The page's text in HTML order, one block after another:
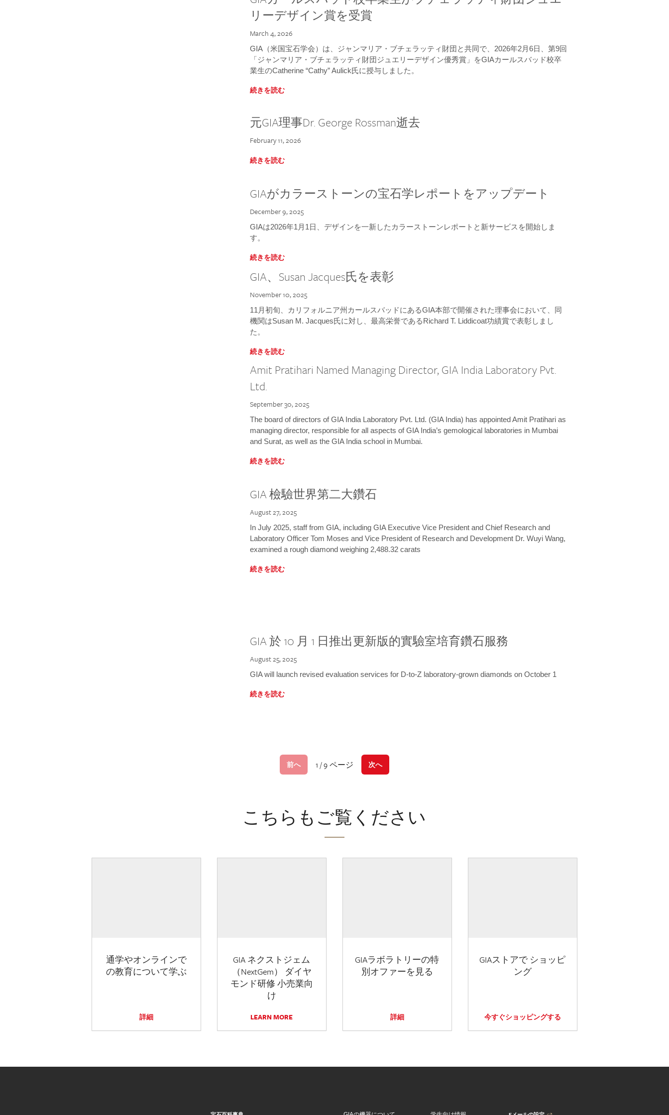
リーデザイン賞を受賞
March 4, 2026
GIA（米国宝石学会）は、ジャンマリア・ブチェラッティ財団と共同で、2026年2月6日、第9回
「ジャンマリア・ブチェラッティ財団ジュエリーデザイン優秀賞」をGIAカールスバッド校卒
業生のCatherine “Cathy” Aulick氏に授与しました。
続きを読む
元GIA理事Dr. George Rossman逝去
February 11, 2026
続きを読む
GIAがカラーストーンの宝石学レポートをアップデート
December 9, 2025
GIAは2026年1月1日、デザインを一新したカラーストーンレポートと新サービスを開始しま
す。
続きを読む
GIA、Susan Jacques氏を表彰
November 10, 2025
11月初旬、カリフォルニア州カールスバッドにあるGIA本部で開催された理事会において、同
機関はSusan M. Jacques氏に対し、最高栄誉であるRichard T. Liddicoat功績賞で表彰しまし
た。
続きを読む
Amit Pratihari Named Managing Director, GIA India Laboratory Pvt.
Ltd.
September 30, 2025
The board of directors of GIA India Laboratory Pvt. Ltd. (GIA India) has appointed Amit Pratihari as
managing director, responsible for all aspects of GIA India’s gemological laboratories in Mumbai
and Surat, as well as the GIA India school in Mumbai.
続きを読む
GIA 檢驗世界第二大鑽石
August 27, 2025
In July 2025, staff from GIA, including GIA Executive Vice President and Chief Research and
Laboratory Officer Tom Moses and Vice President of Research and Development Dr. Wuyi Wang,
examined a rough diamond weighing 2,488.32 carats
続きを読む
GIA 於 10 月 1 日推出更新版的實驗室培育鑽石服務
August 25, 2025
GIA will launch revised evaluation services for D-to-Z laboratory-grown diamonds on October 1
続きを読む
前へ 1 / 9 ページ 次へ
こちらもご覧ください
通学やオンラインで
の教育について学ぶ
詳細
GIA ネクストジェム
（NextGem） ダイヤ
モンド研修 小売業向
け
LEARN MORE
GIAラボラトリーの特
別オファーを見る
詳細
GIAストアで ショッピ
ング
今すぐショッピングする